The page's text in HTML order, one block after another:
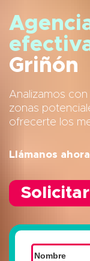
Griñón
Analizamos con
zonas
ofrecerte los
Llámanos